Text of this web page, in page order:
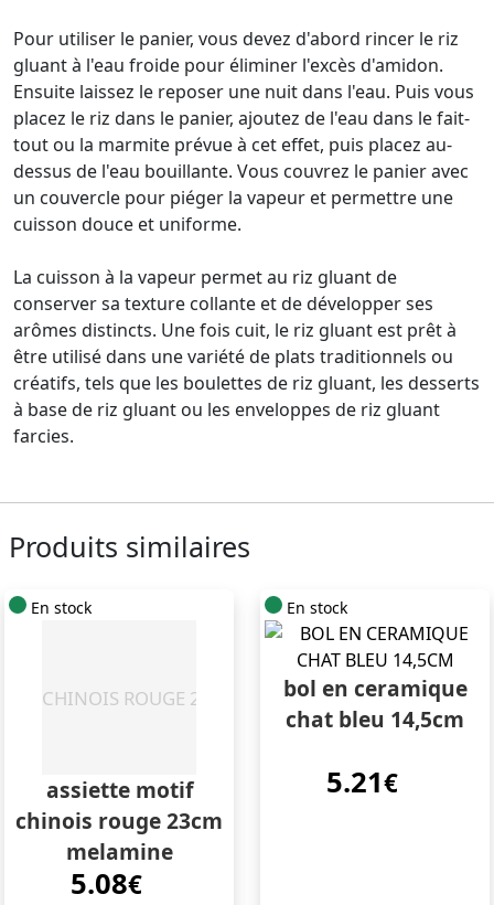
Pour utiliser le panier, vous devez d'abord rincer le riz
gluant à l'eau froide pour éliminer l'excès d'amidon.
Ensuite laissez le reposer une nuit dans l'eau. Puis vous
placez le riz dans le panier, ajoutez de l'eau dans le fait-
tout ou la marmite prévue à cet effet, puis placez au-
dessus de l'eau bouillante. Vous couvrez le panier avec
un couvercle pour piéger la vapeur et permettre une
cuisson douce et uniforme.
La cuisson à la vapeur permet au riz gluant de
conserver sa texture collante et de développer ses
arômes distincts. Une fois cuit, le riz gluant est prêt à
être utilisé dans une variété de plats traditionnels ou
créatifs, tels que les boulettes de riz gluant, les desserts
à base de riz gluant ou les enveloppes de riz gluant
farcies.
Produits similaires
En stock
assiette motif
chinois rouge 23cm
melamine
5.08€
En stock
bol en ceramique
chat bleu 14,5cm
5.21€